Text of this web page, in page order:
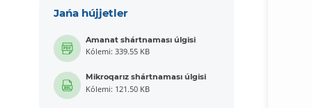
Jańa hújjetler
Amanat shártnaması úlgisi
Kólemi: 339.55 KB
Mikroqarız shártnaması úlgisi
Kólemi: 121.50 KB